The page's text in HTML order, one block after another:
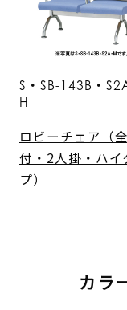
S・SB-143B・
H
ロビーチェア（
付・2人掛・ハイ
プ）
カラ